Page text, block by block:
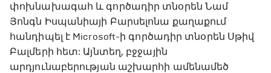
փոխնախագահ և գործադիր տնօրեն Նամ
Յոնգն Իսպանիայի Բարսելոնա քաղաքում
հանդիպել է Microsoft-ի գործադիր տնօրեն Սթիվ
Բալմերի հետ: Այնտեղ, բջջային
արդյունաբերության աշխարհի ամենամեծ